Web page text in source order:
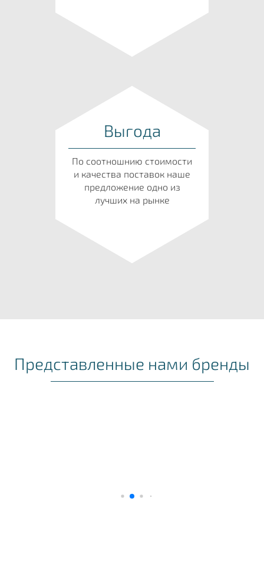
Выгода
По соотношнию стоимости
и качества поставок наше
предложение одно из
лучших на рынке
Представленные нами бренды